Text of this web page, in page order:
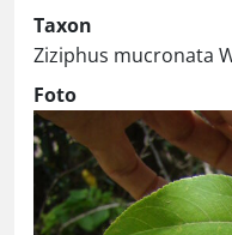
Taxon
Ziziphus mucronata
Foto